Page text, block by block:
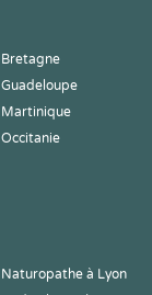
Bretagne
Guadeloupe
Martinique
Occitanie
Naturopathe à Lyon